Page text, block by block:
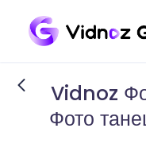
Vidnoz
Фото